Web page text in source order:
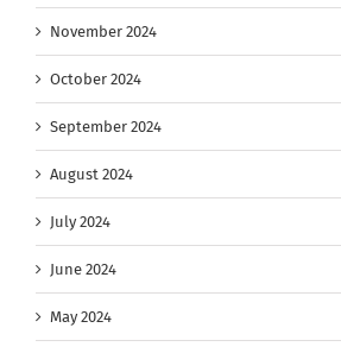
November 2024
October 2024
September 2024
August 2024
July 2024
June 2024
May 2024